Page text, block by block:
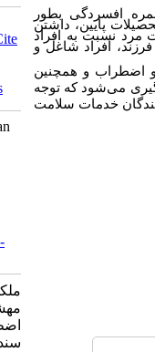
افسردگی بطور
پایین، داشتن
مرد نسبت به افراد
افراد شاغل و
و اضطراب و همچنین
می‌شود که توجه
خدمات سلامت